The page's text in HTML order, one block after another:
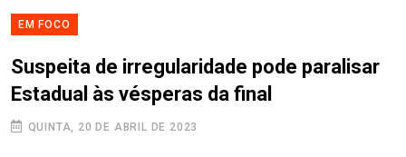
EM FOCO
Suspeita de irregularidade pode paralisar
Estadual às vésperas da final
QUINTA, 20 DE ABRIL DE 2023